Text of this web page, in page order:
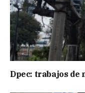
Dpec: trabajos